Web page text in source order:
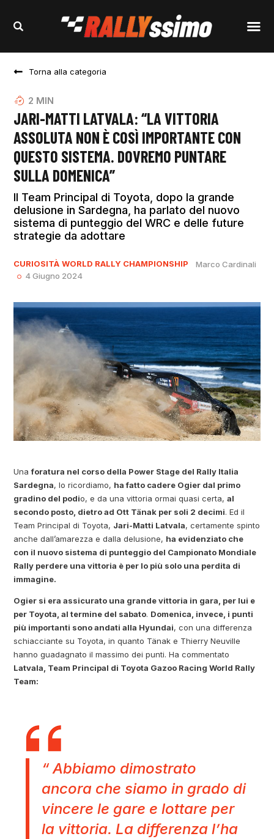
Torna alla categoria
2 MIN
JARI-MATTI LATVALA: “LA VITTORIA
ASSOLUTA NON È COSÌ IMPORTANTE CON
QUESTO SISTEMA. DOVREMO PUNTARE
SULLA DOMENICA”
Il Team Principal di Toyota, dopo la grande
delusione in Sardegna, ha parlato del nuovo
sistema di punteggio del WRC e delle future
strategie da adottare
CURIOSITÀ WORLD RALLY CHAMPIONSHIP
Marco Cardinali
4 Giugno 2024
Unaforatura nel corso della Power Stage del Rally Italia
Sardegna, lo ricordiamo, ha fatto cadere Ogier dal primo
gradino del podio, e da una vittoria ormai quasi certa,al
secondo posto, dietro ad Ott Tänak per soli 2 decimi. Ed il
Team Principal di Toyota, Jari-Matti Latvala, certamente spinto
anche dall’amarezza e dalla delusione, ha evidenziato che
con il nuovo sistema di punteggio del Campionato Mondiale
Rally perdere una vittoria è per lo più solo una perdita di
immagine.
Ogier si era assicurato una grande vittoria in gara, per lui e
per Toyota, al termine del sabato. Domenica, invece, i punti
più importanti sono andati alla Hyundai, con una differenza
schiacciante su Toyota, in quanto Tänak e Thierry Neuville
hanno guadagnato il massimo dei punti. Ha commentato
Latvala, Team Principal di Toyota Gazoo Racing World Rally
Team:
“ Abbiamo dimostrato
ancora che siamo in grado di
vincere le gare e lottare per
la vittoria. La differenza l’ha